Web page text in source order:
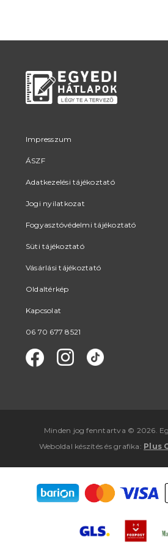
Impresszum
ÁSZF
Adatkezelési tájékoztató
Jogi nyilatkozat
Fogyasztóvédelmi tájékoztató
Süti tájékoztató
Vásárlási tájékoztató
Oldaltérkép
Kapcsolat
06 70 677 8521
Minden jog fenntartva © 2026.
Weboldal készítés ésgrafika : Plus